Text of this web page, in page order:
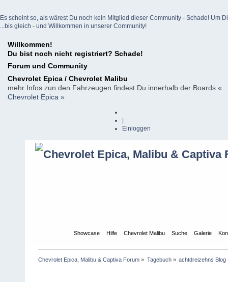
Es scheint so, als wärest Du noch kein Mitglied dieser Community - Schade! Um
...bis gleich - und Willkommen in unserer Community!
Willkommen!
Du bist noch nicht registriert? Schade!
Forum und Community
Chevrolet Epica / Chevrolet Malibu
mehr Infos zun den Fahrzeugen findest Du innerhalb der Boards «
Chevrolet Epica »
Einloggen
Showcase Hilfe Chevrolet Malibu Suche Galerie
Chevrolet Epica, Malibu & Captiva Forum » Tagebuch» achtdreizehns Blog